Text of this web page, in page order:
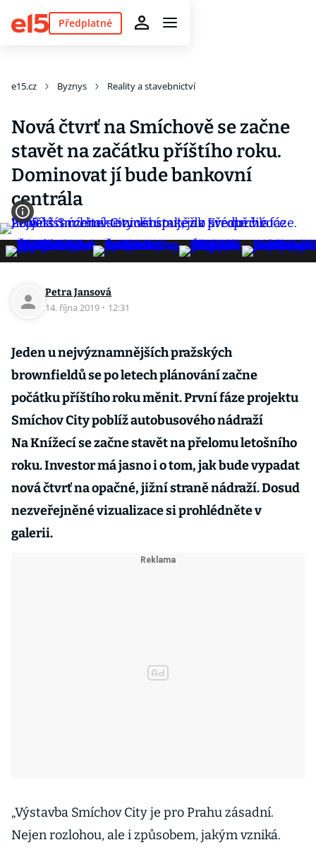
Předplatné
e15.cz Byznys Reality a stavebnictví
Nová čtvrť na Smíchově se začne
stavět na začátku příštího roku.
Dominovat jí bude bankovní
centrála
Petra Jansová
14. října 2019 · 12:31
Jeden u nejvýznamnějších pražských
brownfieldů se po letech plánování začne
počátku příštího roku měnit. První fáze projektu
Smíchov City poblíž autobusového nádraží
Na Knížecí se začne stavět na přelomu letošního
roku. Investor má jasno i o tom, jak bude vypadat
nová čtvrť na opačné, jižní straně nádraží. Dosud
nezveřejněné vizualizace si prohlédněte v
galerii.
„Výstavba Smíchov City je pro Prahu zásadní.
Nejen rozlohou, ale i způsobem, jakým vzniká.